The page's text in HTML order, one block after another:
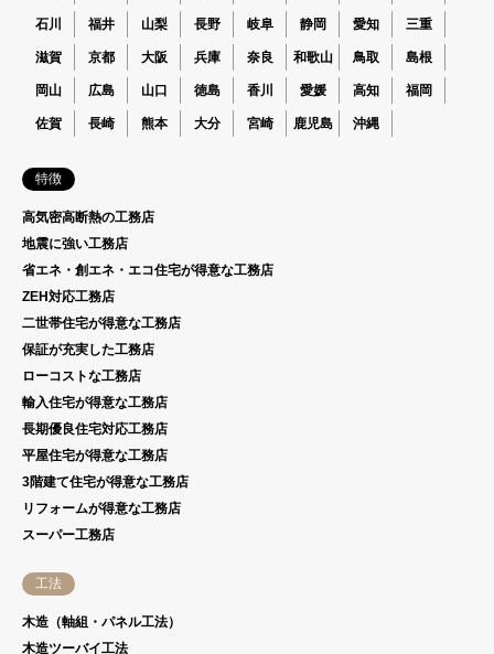
石川 福井 山梨 長野 岐阜 静岡 愛知 三重
滋賀 京都 大阪 兵庫 奈良 和歌山 鳥取 島根
岡山 広島 山口 徳島 香川 愛媛 高知 福岡
佐賀 長崎 熊本 大分 宮崎 鹿児島 沖縄
特徴
高気密高断熱の工務店
地震に強い工務店
省エネ・創エネ・エコ住宅が得意な工務店
ZEH対応工務店
二世帯住宅が得意な工務店
保証が充実した工務店
ローコストな工務店
輸入住宅が得意な工務店
長期優良住宅対応工務店
平屋住宅が得意な工務店
3階建て住宅が得意な工務店
リフォームが得意な工務店
スーパー工務店
工法
木造（軸組・パネル工法）
木造ツーバイ工法